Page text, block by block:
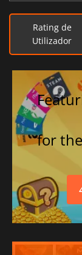
Rating de
Utilizador
for the